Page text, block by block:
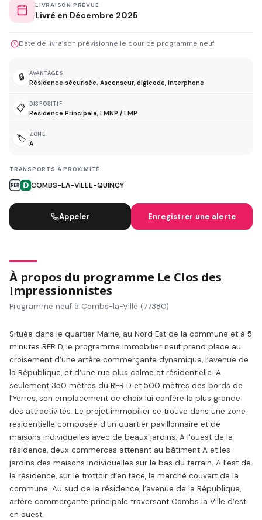
LIVRAISON PRÉVUE
Livré en Décembre 2025
Date de livraison prévisionnelle pour ce programme neuf
🔒 AVANTAGES
Résidence sécurisée. Ascenseur, digicode, interphone
📋 DISPOSITIF
Residence Principale, LMNP / LMP
🏷️ ZONE
A
TRANSPORTS À PROXIMITÉ
COMBS-LA-VILLE-QUINCY
Appeler Enregistrer une alerte
À propos du programme Le Clos des
Impressionnistes
Programme neuf à Combs-la-Ville (77380)
Située dans le quartier Mairie, au Nord Est de la commune et à 5
minutes RER D, le programme immobilier neuf prend place au
croisement d’une artère commerçante dynamique, l’avenue de
la République, et d’une rue plus calme et résidentielle. A
seulement 350 mètres du RER D et 500 mètres des bords de
l’Yerres, son emplacement de choix lui confère la plus grande
des attractivités. Le projet immobilier se trouve dans une zone
résidentielle composée d’un quartier pavillonnaire et de
maisons individuelles avec de beaux jardins. A l’ouest de la
résidence, deux commerces attenant au bâtiment A et les
jardins des maisons individuelles sur le bas du terrain. A l’est de
la résidence, sur le trottoir d’en face, le marché couvert de la
commune. Au sud de la résidence, l’avenue de la République,
artère commerçante principale traversant Combs la Ville d’est
en ouest.